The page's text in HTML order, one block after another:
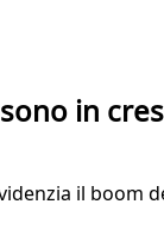
in
il boom